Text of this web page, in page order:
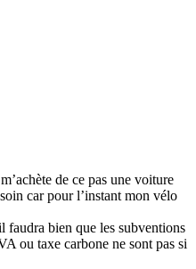
de ce pas une voiture
car pour l’instant mon vélo
faudra bien que les subventions
ou taxe carbone ne sont pas si